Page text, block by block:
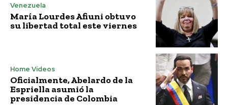
Venezuela
María Lourdes Afiuni obtuvo
su libertad total este viernes
Home Vídeos
Oficialmente, Abelardo de la
Espriella asumió la
presidencia de Colombia